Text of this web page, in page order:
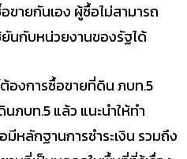
ขายกันเอง ผู้ซื้อไม่สามารถ
ยันกับหน่วยงานของรัฐได้
การซื้อขายที่ดิน ภบท.5
ภบท.5 แล้ว แนะนำให้ทำ
หลักฐานการชำระเงิน รวมถึง